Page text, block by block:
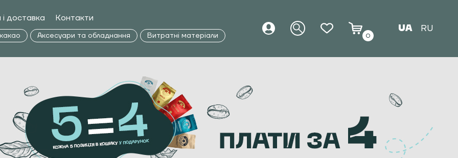
доставка Контакти
Аксесуари та обладнання Витратні матеріали 0
UA RU